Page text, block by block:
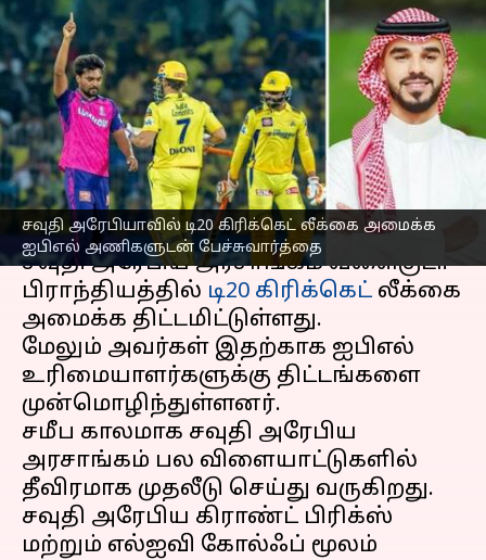
சவுதி அரேபியாவில் டி20 கிரிக்கெட் லீக்கை அமைக்க
ஐபிஎல் அணிகளுடன் பேச்சுவார்த்தை
சவுதி அரேபியாவில் டி20
கிரிக்கெட் லீக் : ஐபிஎல்
அணிகளுடன்
பேச்சுவார்த்தை
எழுதியவர் Sekar Chinnappan Apr 16, 2023 08:27 am
செய்தி முன்னோட்டம்
சவுதி அரேபிய அரசாங்கம் வளைகுடா
பிராந்தியத்தில் டி20 கிரிக்கெட் லீக்கை
அமைக்க திட்டமிட்டுள்ளது.
மேலும் அவர்கள் இதற்காக ஐபிஎல்
உரிமையாளர்களுக்கு திட்டங்களை
முன்மொழிந்துள்ளனர்.
சமீப காலமாக சவுதி அரேபிய
அரசாங்கம் பல விளையாட்டுகளில்
தீவிரமாக முதலீடு செய்து வருகிறது.
சவுதி அரேபிய கிராண்ட் பிரிக்ஸ்
மற்றும் எல்ஐவி கோல்ஃப் மூலம்